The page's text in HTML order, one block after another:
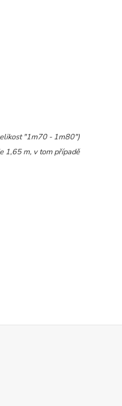
"1m70 - 1m80")
1,65 m, v tom případě